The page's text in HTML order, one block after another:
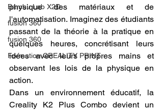
Bambu Lab X2D
fusion 360
fusion 360
Formation CREALITY PRINT
physique des matériaux et de
l'automatisation. Imaginez des étudiants
passant de la théorie à la pratique en
quelques heures, concrétisant leurs
idées avec leurs propres mains et
observant les lois de la physique en
action.
Dans un environnement éducatif, la
Creality K2 Plus Combo devient un